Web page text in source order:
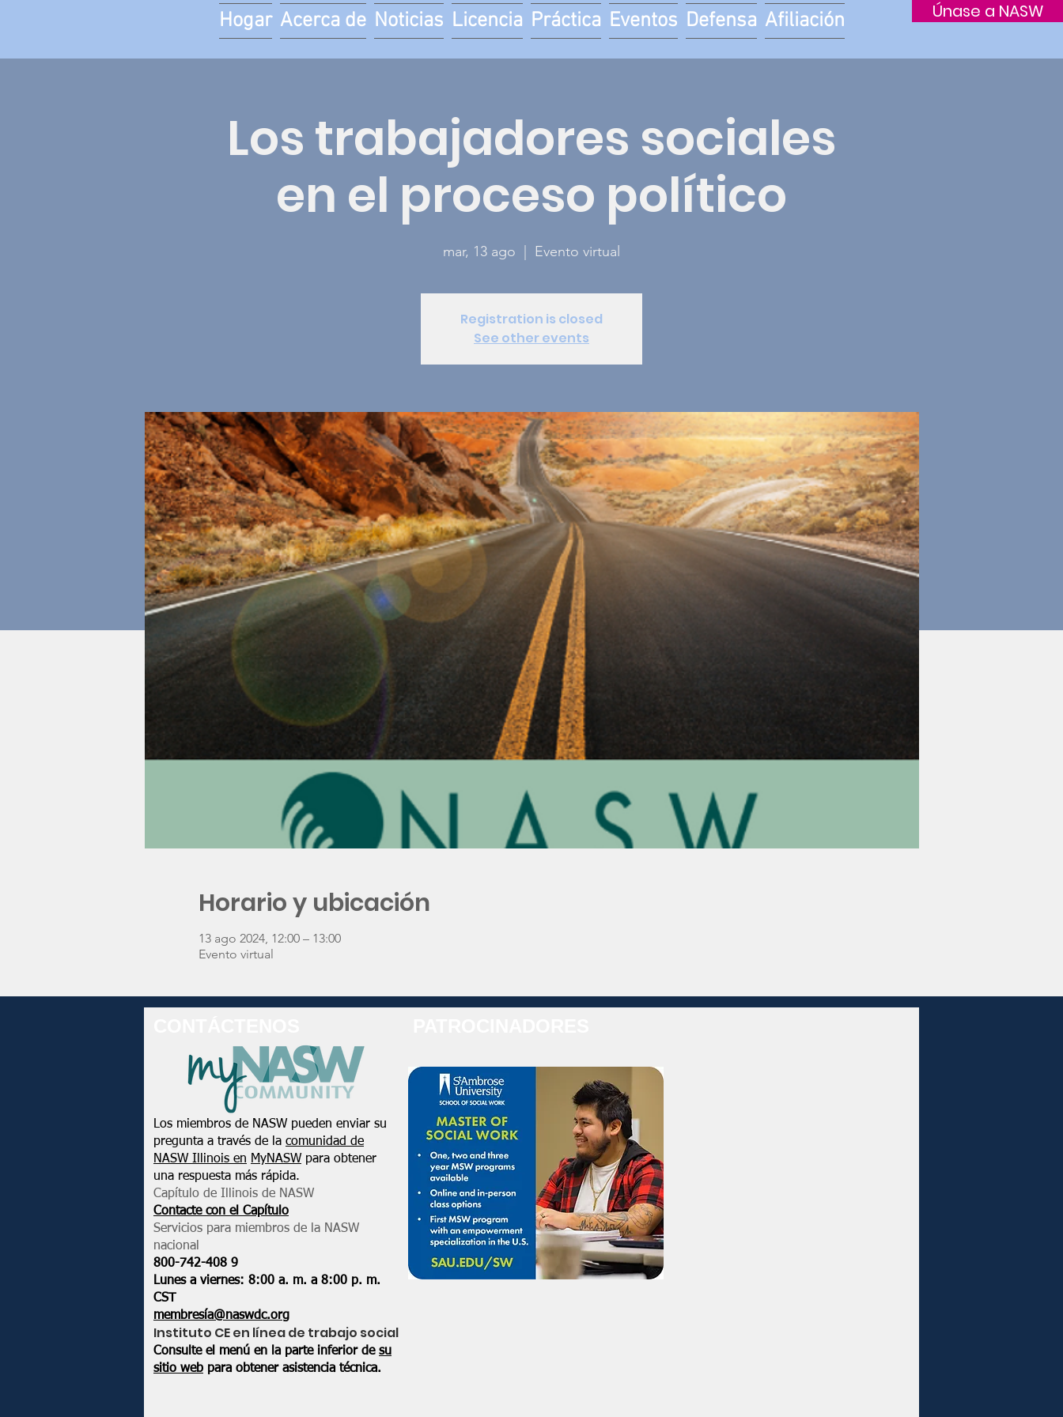
Únase a NASW
Hogar Acerca de Noticias Licencia Práctica Eventos Defensa Afiliación
Los trabajadores sociales
en el proceso político
mar, 13 ago Evento virtual
Registration is closed
See other events
Horario y ubicación
13 ago 2024, 12:00 – 13:00
Evento virtual
Los miembros de NASW pueden enviar su
pregunta a través de la comunidad de
NASW Illinois en MyNASW para obtener
una respuesta más rápida.
Capítulo de Illinois de NASW
Contacte con el Capítulo
Servicios para miembros de la NASW
nacional
800-742-408 9
Lunes a viernes: 8:00 a. m. a 8:00 p. m.
CST
membresía@naswdc.org
Instituto CE en línea de trabajo social
Consulte el menú en la parte inferior de su
sitio web para obtener asistencia técnica.